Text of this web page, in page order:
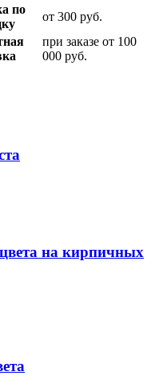
по
от 300 руб.
при заказе от 100
000 руб.
на кирпичных